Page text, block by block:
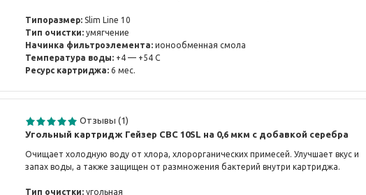
Типоразмер: Slim Line 10
Тип очистки: умягчение
Начинка фильтроэлемента: ионообменная смола
Температура воды: +4 — +54 С
Ресурс картриджа: 6 мес.
Отзывы (1)
Угольный картридж Гейзер СВС 10SL на 0,6 мкм c добавкой серебра
Очищает холодную воду от хлора, хлорорганических примесей. Улучшает вкус и
запах воды, а также защищен от размножения бактерий внутри картриджа.
Тип очистки: угольная